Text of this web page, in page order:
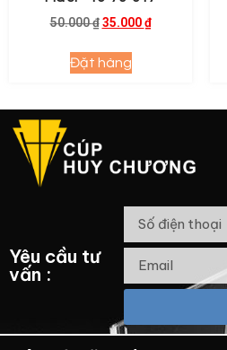
50.000₫ 35.000₫
Đặt hàng
Yêu cầu tư
vấn :